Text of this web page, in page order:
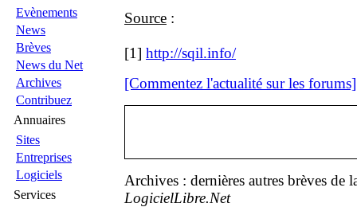
Evènements
News
Brèves
News du Net
Archives
Contribuez
Annuaires
Sites
Entreprises
Logiciels
Services
Source :
[1] http://sqil.info/
[Commentez l'actualité sur les forums]
Archives : dernières autres brèves de
LogicielLibre.Net